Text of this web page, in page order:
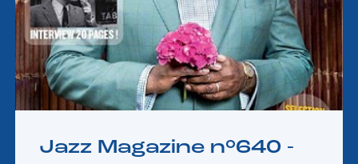
Jazz Magazine n°640 -